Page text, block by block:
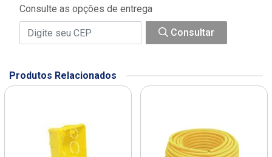
Consulte as opções de entrega
Consultar
Produtos Relacionados